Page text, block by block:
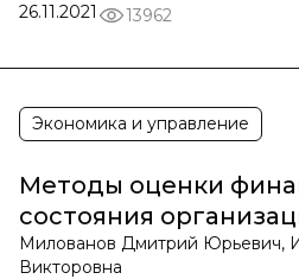
26.11.2021
13962
Экономика и управление
Методы оценки
состояния
Милованов Дмитрий Юрьевич,
Викторовна